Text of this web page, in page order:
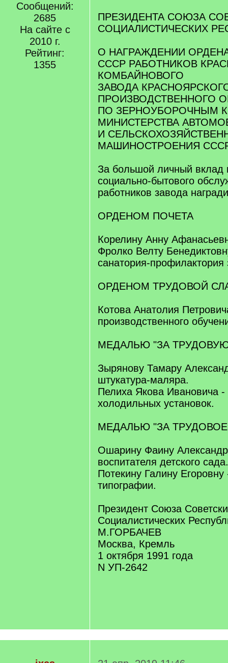
Сообщений:
2685
На сайте с
2010 г.
Рейтинг:
1355
ПРЕЗИДЕНТА СОЮЗА
СОЦИАЛИСТИЧЕСКИХ
О НАГРАЖДЕНИИ
СССР РАБОТНИКОВ
КОМБАЙНОВОГО
ЗАВОДА
ПРОИЗВОДСТВЕННОГО
ПО ЗЕРНОУБОРОЧНЫМ
МИНИСТЕРСТВА
И
МАШИНОСТРОЕНИЯ
За большой личный вклад
социально-бытового
работников завода
ОРДЕНОМ ПОЧЕТА
Корелину Анну
Фролко Велту
санатория-профилактория
ОРДЕНОМ ТРУДОВОЙ
Котова Анатолия
производственного
МЕДАЛЬЮ "ЗА
Зырянову Тамару
штукатура-маляра.
Пелиха Якова Ивановича
холодильных установок.
МЕДАЛЬЮ "ЗА
Ошарину Фаину
воспитателя детского сада.
Потекину Галину
типографии.
Президент Союза
Социалистических
М.ГОРБАЧЕВ
Москва, Кремль
1 октября 1991 года
N УП-2642